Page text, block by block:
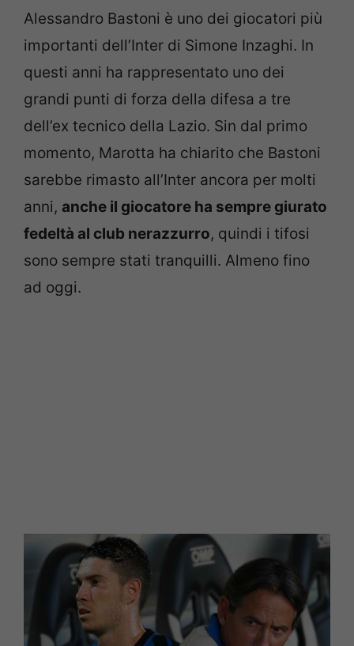
Alessandro Bastoni è uno dei giocatori più
importanti dell’Inter di Simone Inzaghi. In
questi anni ha rappresentato uno dei
grandi punti di forza della difesa a tre
dell’ex tecnico della Lazio. Sin dal primo
momento, Marotta ha chiarito che Bastoni
sarebbe rimasto all’Inter ancora per molti
anni, anche il giocatore ha sempre giurato
fedeltà al club nerazzurro, quindi i tifosi
sono sempre stati tranquilli. Almeno fino
ad oggi.